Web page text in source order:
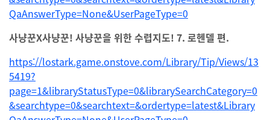
QaAnswerType=None&UserPageType=0
사냥꾼X사냥꾼! 사냥꾼을 위한 수렵지도! 7. 로헨델 편.
https://lostark.game.onstove.com/Library/Tip/Views/13
5419?
page=1&libraryStatusType=0&librarySearchCategory=0
&searchtype=0&searchtext=&ordertype=latest&Library